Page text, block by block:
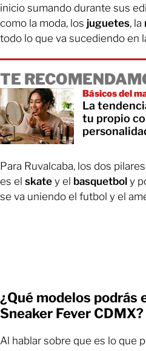
inicio sumando durante sus
como la moda, los juguetes, la
todo lo que va sucediendo en
TE
Básicos del
La
tu propio
Para Ruvalcaba, los dos
es el skate y el basquetbol y
se va uniendo el futbol y el
¿Qué modelos podrás
Sneaker Fever CDMX?
Al hablar sobre que es lo que